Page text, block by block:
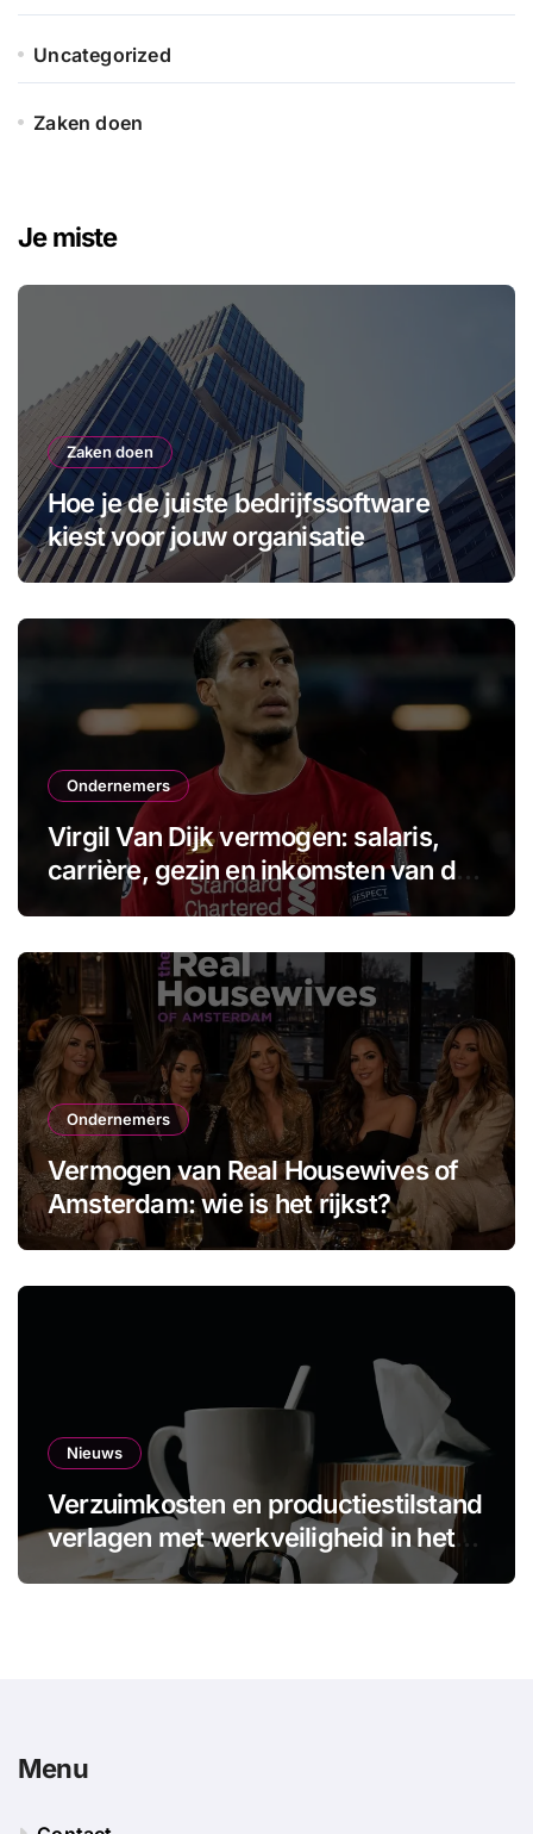
Uncategorized
Zaken doen
Je miste
Zaken doen
Hoe je de juiste bedrijfssoftware
kiest voor jouw organisatie
Ondernemers
Virgil Van Dijk vermogen: salaris,
carrière, gezin en inkomsten van de
aanvoerder
Ondernemers
Vermogen van Real Housewives of
Amsterdam: wie is het rijkst?
Nieuws
Verzuimkosten en productiestilstand
verlagen met werkveiligheid in het
MKB
Menu